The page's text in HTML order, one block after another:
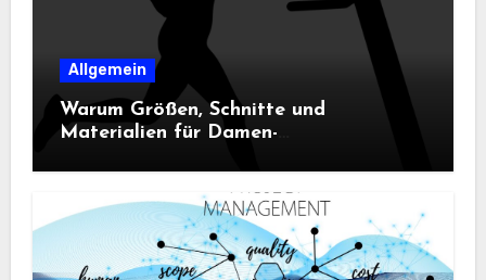
Allgemein
Warum Größen, Schnitte und
Materialien für Damen-